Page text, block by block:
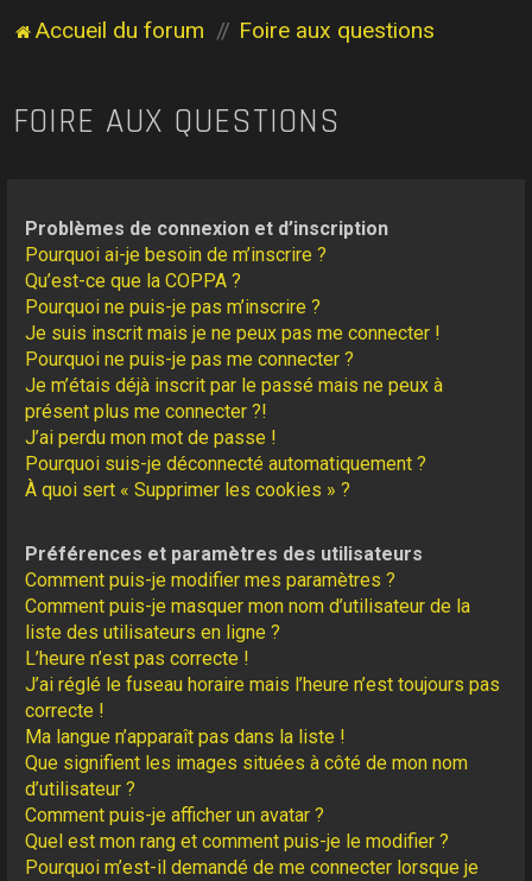
Accueil du forum Foire aux questions
FOIRE AUX QUESTIONS
Problèmes de connexion et d’inscription
Pourquoi ai-je besoin de m’inscrire ?
Qu’est-ce que la COPPA ?
Pourquoi ne puis-je pas m’inscrire ?
Je suis inscrit mais je ne peux pas me connecter !
Pourquoi ne puis-je pas me connecter ?
Je m’étais déjà inscrit par le passé mais ne peux à
présent plus me connecter ?!
J’ai perdu mon mot de passe !
Pourquoi suis-je déconnecté automatiquement ?
À quoi sert « Supprimer les cookies » ?
Préférences et paramètres des utilisateurs
Comment puis-je modifier mes paramètres ?
Comment puis-je masquer mon nom d’utilisateur de la
liste des utilisateurs en ligne ?
L’heure n’est pas correcte !
J’ai réglé le fuseau horaire mais l’heure n’est toujours pas
correcte !
Ma langue n’apparaît pas dans la liste !
Que signifient les images situées à côté de mon nom
d’utilisateur ?
Comment puis-je afficher un avatar ?
Quel est mon rang et comment puis-je le modifier ?
Pourquoi m’est-il demandé de me connecter lorsque je